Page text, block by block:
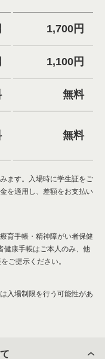
1,700円
1,100円
無料
無料
ます。入場時に学生証をご
を適用し、差額をお支払い
育手帳・精神障がい者保健
健康手帳はご本人のみ、他
ご提示ください。
入場制限を行う可能性があ